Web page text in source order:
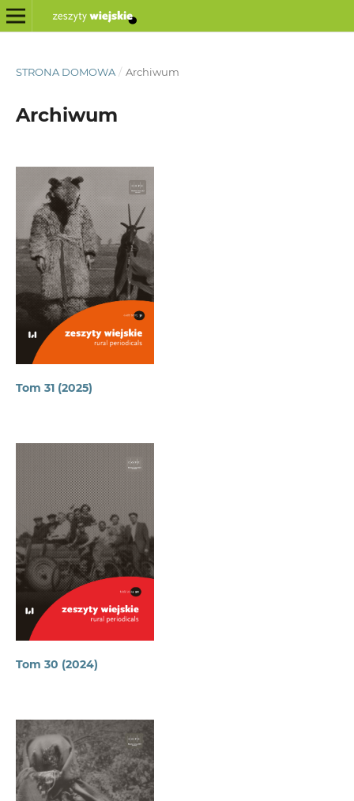
STRONA DOMOWA / Archiwum
Archiwum
Tom 31 (2025)
Tom 30 (2024)